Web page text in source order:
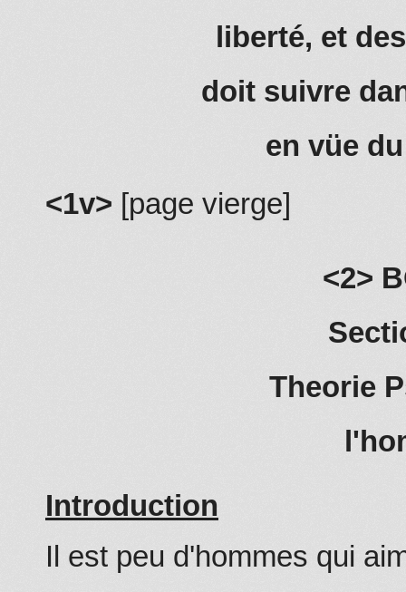
liberté, et
doit suivre
en vüe
<1v> [page vierge]
<2>
Theorie
Introduction
Il est peu d'hommes qui